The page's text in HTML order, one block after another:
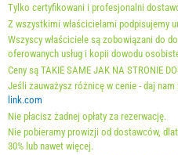
Oferty:
Holiday-Link płaci: 1 paź
Obowiązkowe:Rejestracja
(once - według _person),
/ 01.09. - 31.12.): 5 EUR (once
Tylko certyfikowani i profesjonalni
Z wszystkimi właścicielami podpisujemy
Wszyscy właściciele są zobowiązani do
oferowanych usług i kopii dowodu
Ceny są TAKIE SAME JAK NA STRONIE
Jeśli zauważysz różnicę w cenie - daj
link.com
Nie płacisz żadnej opłaty za rezerwację.
Nie pobieramy prowizji od dostawców,
30% lub nawet więcej.